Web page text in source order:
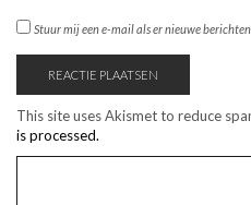
Stuur mij een e-mail als er nieuwe
This site uses Akismet to reduce
is processed.